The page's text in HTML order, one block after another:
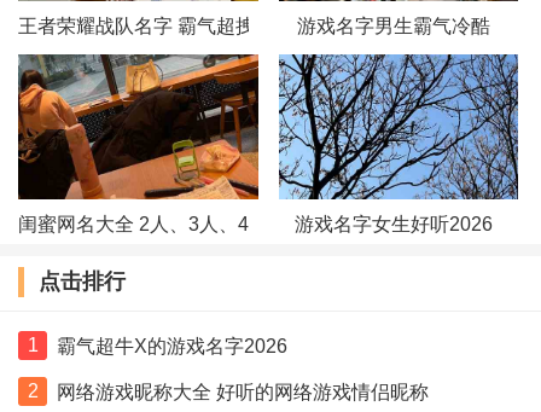
王者荣耀战队名字 霸气超拽的战队名字游戏名字男生霸气冷酷
闺蜜网名大全 2人、3人、4人姐妹名字游戏名字女生好听2026
点击排行
1 霸气超牛X的游戏名字2026
2 网络游戏昵称大全 好听的网络游戏情侣昵称